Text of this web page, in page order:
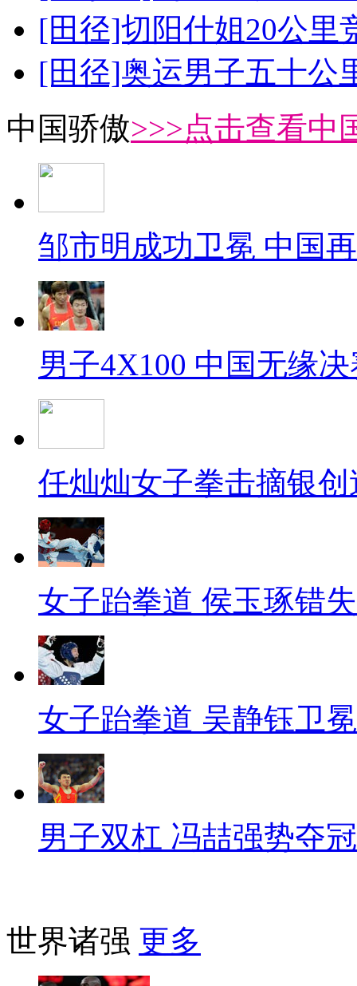
[田径]切阳什姐20公里
[田径]奥运男子五十公
中国骄傲>>>点击查看中
邹市明成功卫冕 中国
男子4X100 中国无缘
任灿灿女子拳击摘银
女子跆拳道 侯玉琢错
女子跆拳道 吴静钰卫冕
男子双杠 冯喆强势夺冠
世界诸强 更多